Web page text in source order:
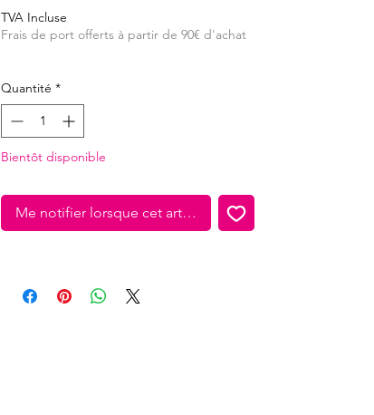
TVA Incluse
Frais de port offerts à partir de 90€ d'achat
Quantité *
Bientôt disponible
Me notifier lorsque cet article est disponible